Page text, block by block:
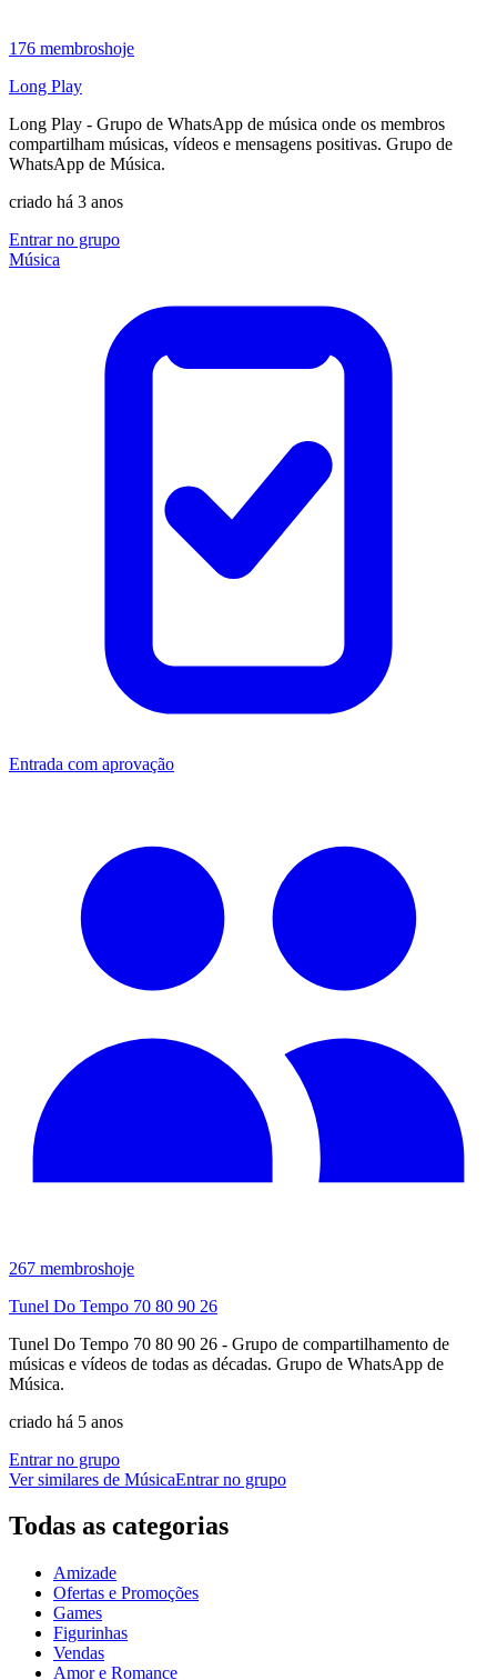
176 membroshoje
Long Play
Long Play - Grupo de WhatsApp de música onde os membros
compartilham músicas, vídeos e mensagens positivas. Grupo de
WhatsApp de Música.
criado há 3 anos
Entrar no grupo
Música
Entrada com aprovação
267 membroshoje
Tunel Do Tempo 70 80 90 26
Tunel Do Tempo 70 80 90 26 - Grupo de compartilhamento de
músicas e vídeos de todas as décadas. Grupo de WhatsApp de
Música.
criado há 5 anos
Entrar no grupo
Ver similares de MúsicaEntrar no grupo
Todas as categorias
Amizade
Ofertas e Promoções
Games
Figurinhas
Vendas
Amor e Romance